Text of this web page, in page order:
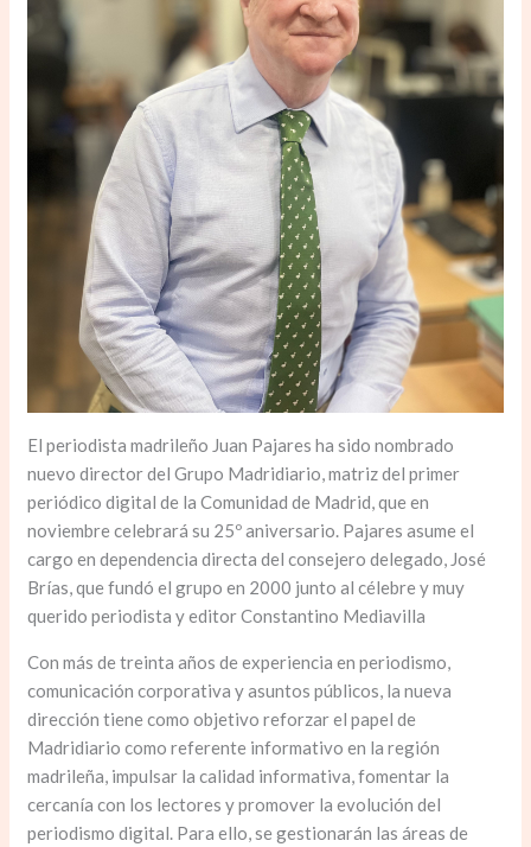
El periodista madrileño Juan Pajares ha sido nombrado
nuevo director del Grupo Madridiario, matriz del primer
periódico digital de la Comunidad de Madrid, que en
noviembre celebrará su 25º aniversario. Pajares asume el
cargo en dependencia directa del consejero delegado, José
Brías, que fundó el grupo en 2000 junto al célebre y muy
querido periodista y editor Constantino Mediavilla
Con más de treinta años de experiencia en periodismo,
comunicación corporativa y asuntos públicos, la nueva
dirección tiene como objetivo reforzar el papel de
Madridiario como referente informativo en la región
madrileña, impulsar la calidad informativa, fomentar la
cercanía con los lectores y promover la evolución del
periodismo digital. Para ello, se gestionarán las áreas de